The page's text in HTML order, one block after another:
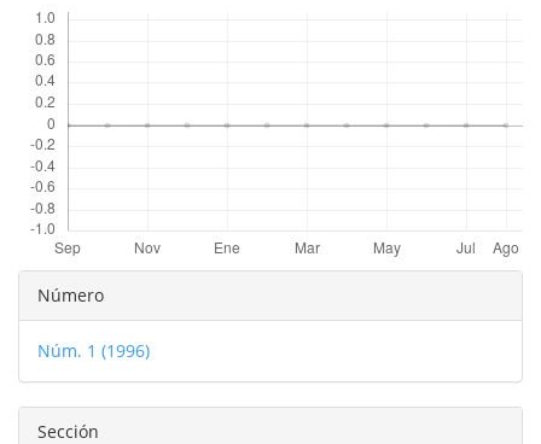
del
artículo
Detalles
del
artículo
Número
Núm. 1 (1996)
Sección